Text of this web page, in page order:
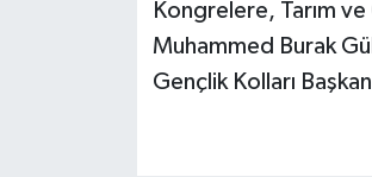
Kongrelere, Tarım
Muhammed Burak
Gençlik Kolları